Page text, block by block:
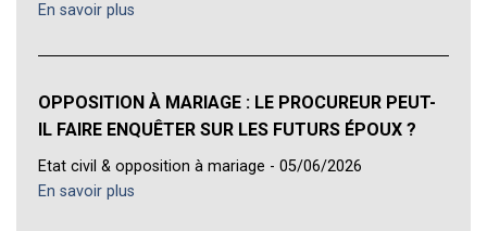
En savoir plus
OPPOSITION À MARIAGE : LE PROCUREUR PEUT-
IL FAIRE ENQUÊTER SUR LES FUTURS ÉPOUX ?
Etat civil & opposition à mariage - 05/06/2026
En savoir plus